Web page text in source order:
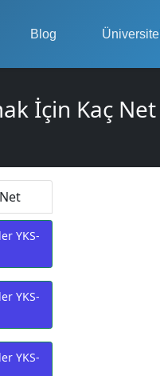
Blog
İçin Kaç
YKS-
YKS-
YKS-